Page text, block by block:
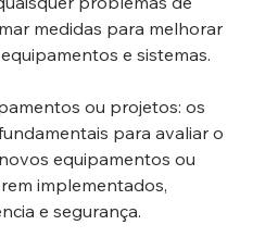
medidas para melhorar
e sistemas.
ou projetos: os
para avaliar o
equipamentos ou
implementados,
e segurança.